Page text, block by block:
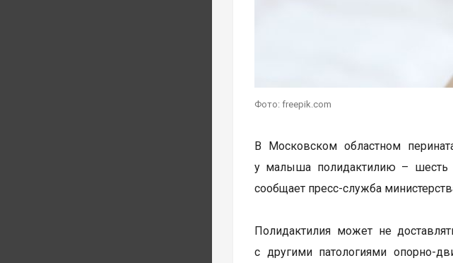
Фото: freepik.com
В Московском областном
у малыша полидактилию – шесть
сообщает пресс-служба
Полидактилия может не
с другими патологиями опорно-